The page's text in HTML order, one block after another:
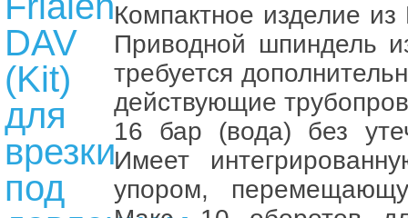
Компактное изделие
Приводной шпиндель
требуется
действующие
16 бар (вода) без
Имеет
упором,